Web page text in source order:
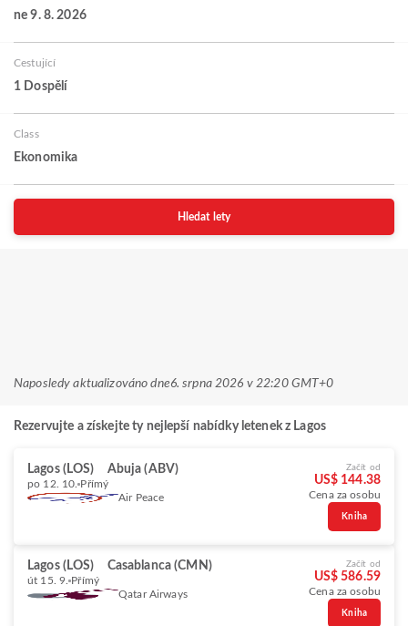
ne 9. 8. 2026
Cestující
1 Dospělí
Class
Ekonomika
Hledat lety
Naposledy aktualizováno dne6. srpna 2026 v 22:20 GMT+0
Rezervujte a získejte ty nejlepší nabídky letenek z Lagos
Lagos (LOS) Abuja (ABV)
po 12. 10. Přímý
Air Peace
Začít od
US$ 144.38
Cena za osobu
Kniha
Lagos (LOS) Casablanca (CMN)
út 15. 9. Přímý
Qatar Airways
Začít od
US$ 586.59
Cena za osobu
Kniha